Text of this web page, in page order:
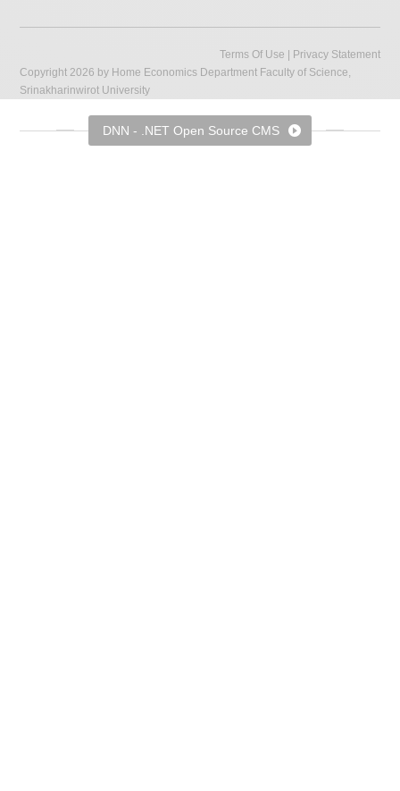
Terms Of Use
Privacy Statement
Copyright 2026 by Home Economics Department Faculty of Science,
Srinakharinwirot University
DNN - .NET Open Source CMS